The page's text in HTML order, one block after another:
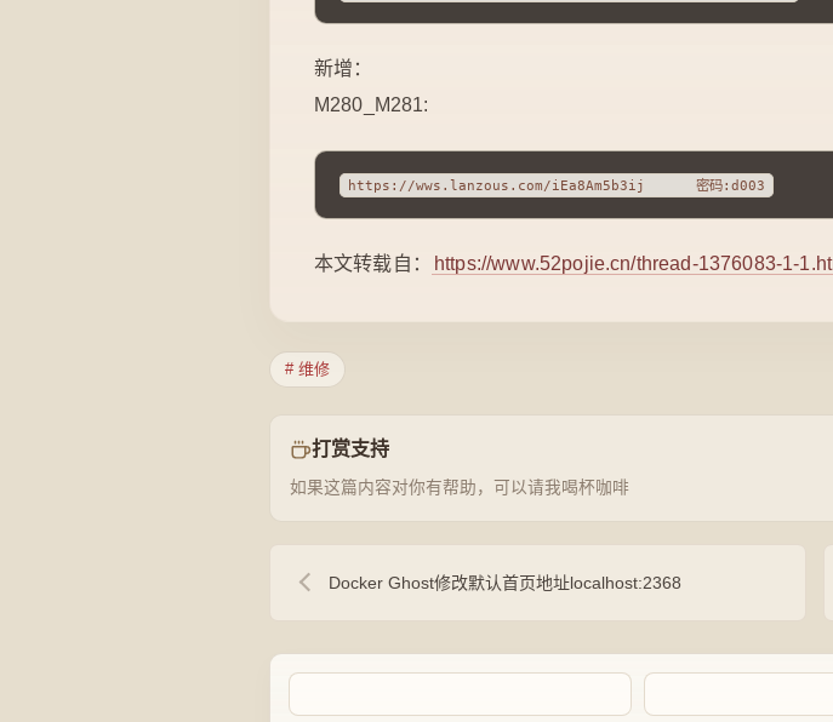
新增：
M280_M281:
本文转载自： https://www.52pojie.cn/thread-1376083-1-
# 维修
打赏支持
如果这篇内容对你有帮助，可以请我喝杯咖啡
Docker Ghost修改默认首页地址localhost:2368